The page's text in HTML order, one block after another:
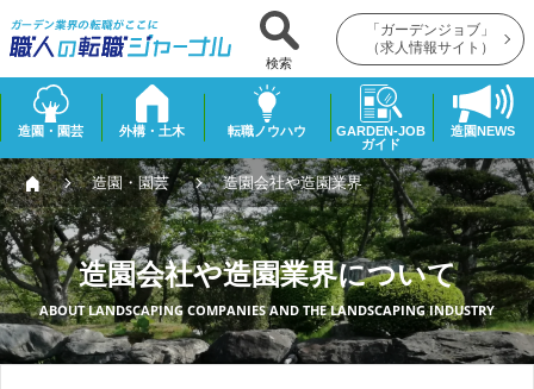
検索
「ガーデンジョブ」
（求人情報サイト）
造園・園芸 外構・土木 転職ノウハウ
GARDEN-JOB
ガイド
造園NEWS
造園・園芸 造園会社や造園業界
造園会社や造園業界について
ABOUT LANDSCAPING COMPANIES AND THE LANDSCAPING INDUSTRY